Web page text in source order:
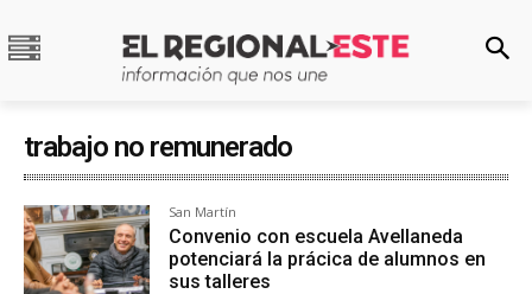
trabajo no remunerado
San Martín
Convenio con escuela Avellaneda
potenciará la prácica de alumnos en
sus talleres